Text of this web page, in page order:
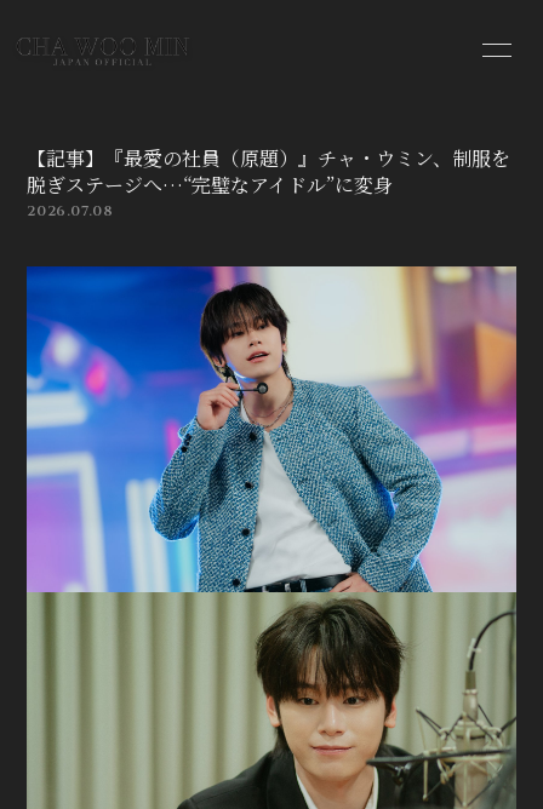
PROFILE
VIDEO
PHOTO
会員登録 ログイン
【記事】『最愛の社員（原題）』チャ・ウミン、制服を
脱ぎステージへ…“完璧なアイドル”に変身
2026.07.08